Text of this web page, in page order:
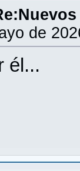
de
él...